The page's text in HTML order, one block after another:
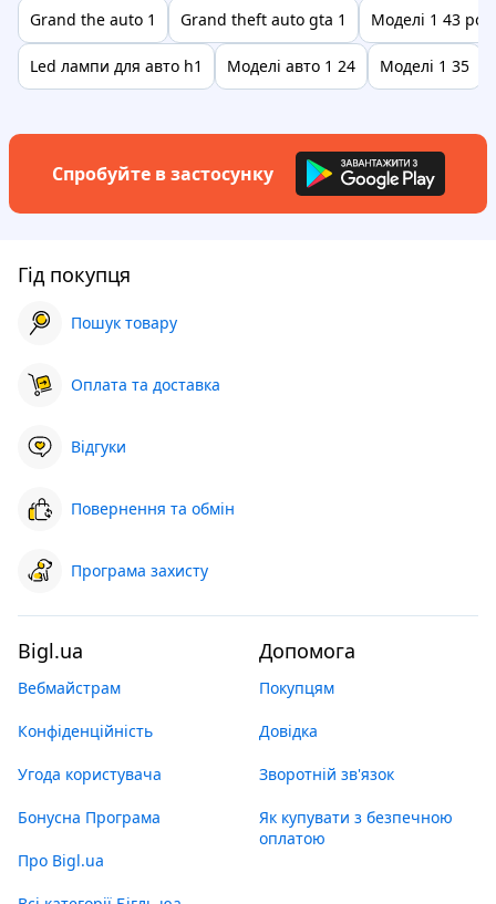
Grand the auto 1 Grand theft auto gta 1 Моделі 1 43
Led лампи для авто h1 Моделі авто 1 24 Моделі 1 35
Спробуйте в застосунку
Гід покупця
Пошук товару
Оплата та доставка
Відгуки
Повернення та обмін
Програма захисту
Bigl.ua
Вебмайстрам
Конфіденційність
Угода користувача
Бонусна Програма
Про Bigl.ua
Допомога
Покупцям
Довідка
Зворотній зв'язок
Як купувати з безпечною
оплатою